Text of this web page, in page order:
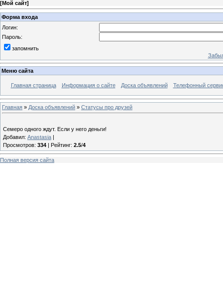
[Мой сайт]
Форма входа
Логин:
Пароль:
запомнить
Меню сайта
Главная страница Информация о сайте Доска объявлений Телефонный
Главная » Доска объявлений » Статусы про друзей
Семеро одного ждут. Если у него деньги!
Добавил: Anastasia |
Просмотров: 334 | Рейтинг: 2.5/4
Полная версия сайта